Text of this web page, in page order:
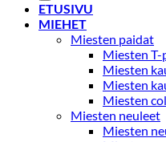
ETUSIVU
MIEHET
Miesten paidat
Miesten
Miesten
Miesten
Miesten
Miesten neuleet
Miesten